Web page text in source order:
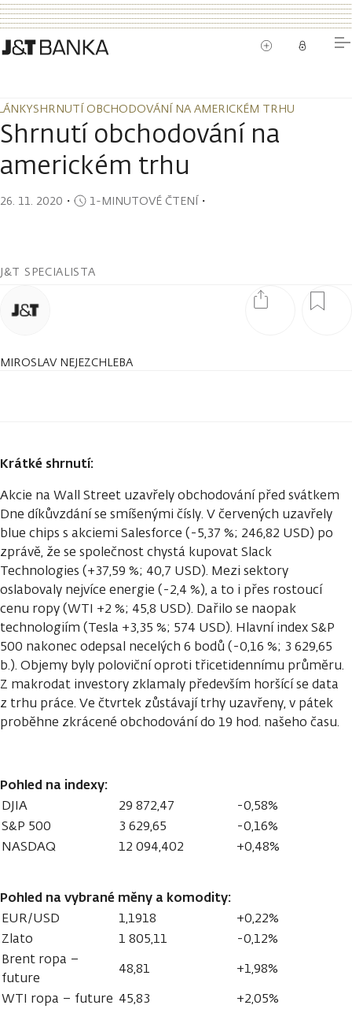
SHRNUTÍ OBCHODOVÁNÍ NA AMERICKÉM TRHU
SHRNUTÍ OBCHODOVÁNÍ NA AMERICKÉM TRHU
Shrnutí obchodování na
americkém trhu
26. 11. 2020 ・ 1-MINUTOVÉ ČTENÍ・
J&T SPECIALISTA
MIROSLAV NEJEZCHLEBA
Krátké shrnutí:
Akcie na Wall Street uzavřely obchodování před svátkem
Dne díkůvzdání se smíšenými čísly. V červených uzavřely
blue chips s akciemi Salesforce (-5,37 %; 246,82 USD) po
zprávě, že se společnost chystá kupovat Slack
Technologies (+37,59 %; 40,7 USD). Mezi sektory
oslabovaly nejvíce energie (-2,4 %), a to i přes rostoucí
cenu ropy (WTI +2 %; 45,8 USD). Dařilo se naopak
technologiím (Tesla +3,35 %; 574 USD). Hlavní index S&P
500 nakonec odepsal necelých 6 bodů (-0,16 %; 3 629,65
b.). Objemy byly poloviční oproti třicetidennímu průměru.
Z makrodat investory zklamaly především horšící se data
z trhu práce. Ve čtvrtek zůstávají trhy uzavřeny, v pátek
proběhne zkrácené obchodování do 19 hod. našeho času.
Pohled na indexy:
DJIA 29 872,47
-0,58%
S&P 500
3 629,65
-0,16%
NASDAQ
12 094,402 +0,48%
Pohled na vybrané měny a komodity:
EUR/USD 1,1918
+0,22%
Zlato
1 805,11
-0,12%
Brent ropa –
future
48,81
+1,98%
WTI ropa – future 45,83 +2,05%